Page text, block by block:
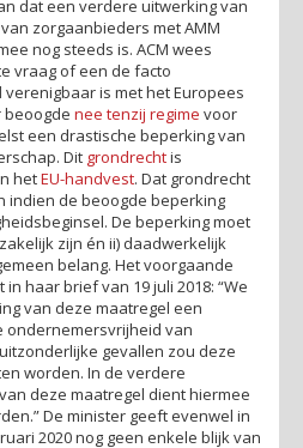
dat een verdere uitwerking van
zorgaanbieders met AMM
nog steeds is. ACM wees
vraag of een de facto
is met het Europees
beoogde nee tenzij regime voor
een drastische beperking van
Dit grondrechtis
hetEU-handvest. Dat grondrecht
indien de beoogde beperking
De beperking moet
zijn én ii) daadwerkelijk
belang. Het voorgaande
haar brief van 19 juli 2018: “We
van deze maatregel een
ondernemersvrijheid van
gevallen zou deze
worden. In de verdere
deze maatregel dient hiermee
De minister geeft evenwel in
2020 nog geen enkele blijk van